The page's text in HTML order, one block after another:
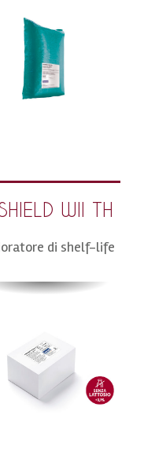
WII TH
di shelf-life